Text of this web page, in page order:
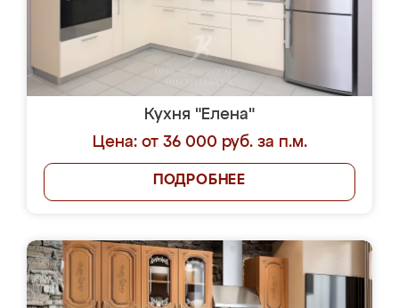
Кухня "Елена"
Цена: от 36 000 руб. за п.м.
ПОДРОБНЕЕ